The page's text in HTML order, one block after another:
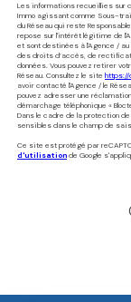
Les informations recueillies sur
Immo agissant comme Sous-
du Réseau qui reste
repose sur l'intérêt légitime de
et sont destinées à l'Agence /
des droits d’accès, de
données. Vous pouvez retirer
Réseau. Consultez le site
avoir contacté l'Agence / le
pouvez adresser une
démarchage téléphonique «
Dans le cadre de la protection
sensibles dans le champ de
Ce site est protégé par
d'utilisationde Google